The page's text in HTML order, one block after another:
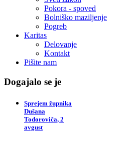
Pokora - spoved
Bolniško maziljenje
Pogreb
Karitas
Delovanje
Kontakt
Pišite nam
Dogajalo se je
Sprejem župnika
Dušana
Todoroviča, 2
avgust